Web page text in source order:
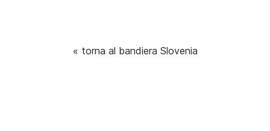
« torna al bandiera Slovenia